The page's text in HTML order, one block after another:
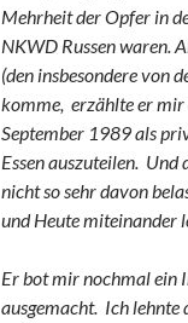
Mehrheit der Opfer in
NKWD Russen waren.
(den insbesondere von
komme, erzählte er mir
September 1989 als
Essen auszuteilen. Und
nicht so sehr davon
und Heute miteinander
Er bot mir nochmal ein
ausgemacht. Ich lehnte